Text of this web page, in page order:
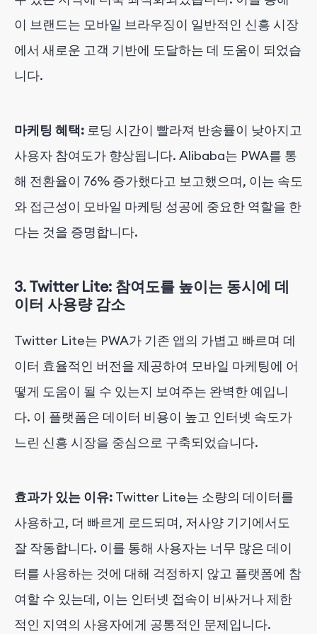
이 브랜드는 모바일 브라우징이 일반적인 신흥 시장
에서 새로운 고객 기반에 도달하는 데 도움이 되었습
니다.
마케팅 혜택: 로딩 시간이 빨라져 반송률이 낮아지고
사용자 참여도가 향상됩니다. Alibaba는 PWA를 통
해 전환율이 76% 증가했다고 보고했으며, 이는 속도
와 접근성이 모바일 마케팅 성공에 중요한 역할을 한
다는 것을 증명합니다.
3.Twitter Lite: 참여도를 높이는 동시에 데
이터 사용량 감소
Twitter Lite는 PWA가 기존 앱의 가볍고 빠르며 데
이터 효율적인 버전을 제공하여 모바일 마케팅에 어
떻게 도움이 될 수 있는지 보여주는 완벽한 예입니
다. 이 플랫폼은 데이터 비용이 높고 인터넷 속도가
느린 신흥 시장을 중심으로 구축되었습니다.
효과가 있는 이유: Twitter Lite는 소량의 데이터를
사용하고, 더 빠르게 로드되며, 저사양 기기에서도
잘 작동합니다. 이를 통해 사용자는 너무 많은 데이
터를 사용하는 것에 대해 걱정하지 않고 플랫폼에 참
여할 수 있는데, 이는 인터넷 접속이 비싸거나 제한
적인 지역의 사용자에게 공통적인 문제입니다.